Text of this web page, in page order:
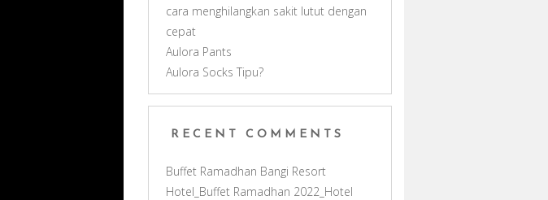
l
cara menghilangkan sakit lutut dengan
cepat
Aulora Pants
Aulora Socks Tipu?
RECENT COMMENTS
Buffet Ramadhan Bangi Resort
Hotel_Buffet Ramadhan 2022_Hotel